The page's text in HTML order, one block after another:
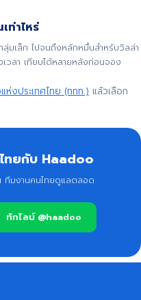
ท่าไหร่
มเล็ก ไปจนถึงหลักหมื่นสำหรับวิลล่า
วลา เทียบได้หลายหลังก่อนจอง
ห่งประเทศไทย (ททท.) แล้วเลือก
ทยกับ Haadoo
ทีมงานคนไทยดูแลตลอด
ทักไลน์ @haadoo